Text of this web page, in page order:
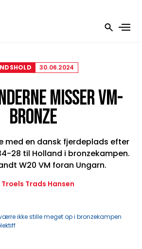
30.06.2024
MISSER VM-
BRONZE
med en dansk fjerdeplads efter
28 til Holland i bronzekampen.
W20 VM foran Ungarn.
Trads Hansen
ikke stille meget op i bronzekampen